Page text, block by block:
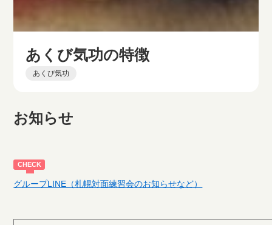
あくび気功の特徴
あくび気功
お知らせ
グループLINE（札幌対面練習会のお知らせなど）